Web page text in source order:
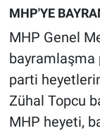
MHP'YE
MHP Genel
bayramlaşma
parti
Zühal Topcu
MHP heyeti,